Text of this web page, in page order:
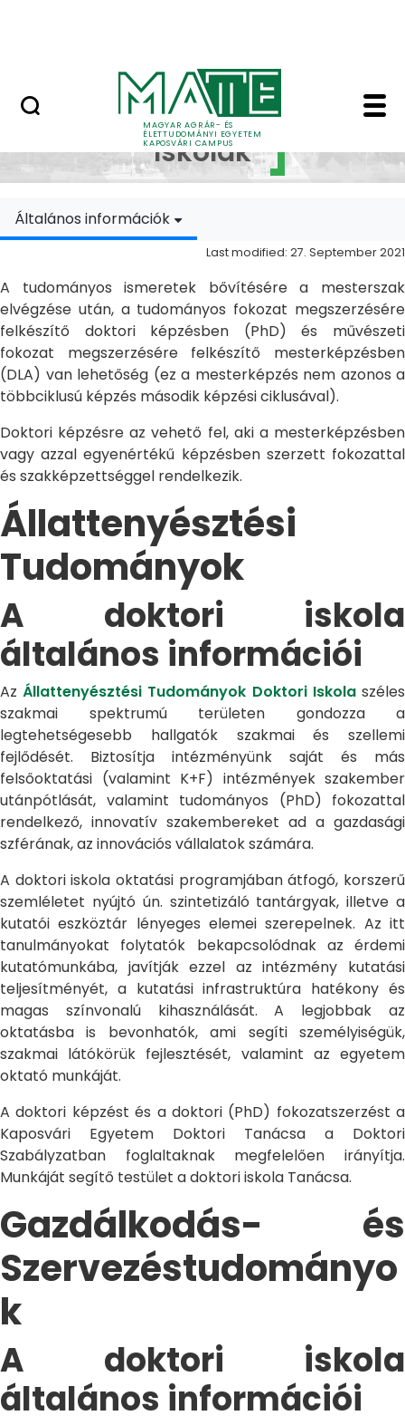
MAGYAR AGRÁR- ÉS
ÉLETTUDOMÁNYI EGYETEM
KAPOSVÁRI CAMPUS
Doktori Iskolák -
Doktori
Iskolák
Általános információk
Last modified: 27. September 2021
A tudományos ismeretek bővítésére a mesterszak
elvégzése után, a tudományos fokozat megszerzésére
felkészítő doktori képzésben (PhD) és művészeti
fokozat megszerzésére felkészítő mesterképzésben
(DLA) van lehetőség (ez a mesterképzés nem azonos a
többciklusú képzés második képzési ciklusával).
Doktori képzésre az vehető fel, aki a mesterképzésben
vagy azzal egyenértékű képzésben szerzett fokozattal
és szakképzettséggel rendelkezik.
Állattenyésztési
Tudományok
A doktori iskola
általános információi
AzÁllattenyésztési Tudományok Doktori Iskolaszéles
szakmai spektrumú területen gondozza a
legtehetségesebb hallgatók szakmai és szellemi
fejlődését. Biztosítja intézményünk saját és más
felsőoktatási (valamint K+F) intézmények szakember
utánpótlását, valamint tudományos (PhD) fokozattal
rendelkező, innovatív szakembereket ad a gazdasági
szférának, az innovációs vállalatok számára.
A doktori iskola oktatási programjában átfogó, korszerű
szemléletet nyújtó ún. szintetizáló tantárgyak, illetve a
kutatói eszköztár lényeges elemei szerepelnek. Az itt
tanulmányokat folytatók bekapcsolódnak az érdemi
kutatómunkába, javítják ezzel az intézmény kutatási
teljesítményét, a kutatási infrastruktúra hatékony és
magas színvonalú kihasználását. A legjobbak az
oktatásba is bevonhatók, ami segíti személyiségük,
szakmai látókörük fejlesztését, valamint az egyetem
oktató munkáját.
A doktori képzést és a doktori (PhD) fokozatszerzést a
Kaposvári Egyetem Doktori Tanácsa a Doktori
Szabályzatban foglaltaknak megfelelően irányítja.
Munkáját segítő testület a doktori iskola Tanácsa.
Gazdálkodás- és
Szervezéstudományo
k
A doktori iskola
általános információi